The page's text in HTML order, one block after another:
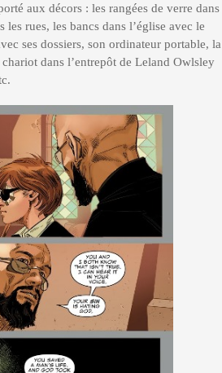
aux décors : les rangées de verre dans
les rues, les bancs dans l’église avec le
ses dossiers, son ordinateur portable, la
dans l’entrepôt de Leland Owlsley